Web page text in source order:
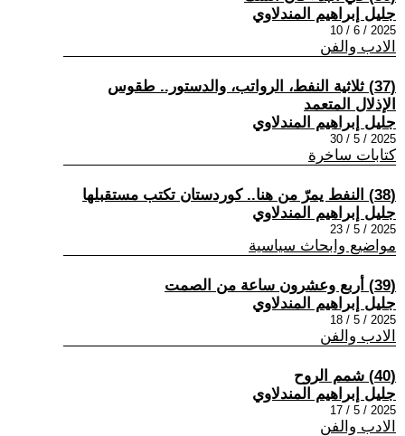
جليل إبراهيم المندلاوي
2025 / 6 / 10
الادب والفن
(37) ثلاثية النفط، الرواتب، والدستور.. طقوس
الإذلال المتعمد
جليل إبراهيم المندلاوي
2025 / 5 / 30
كتابات ساخرة
(38) النفط يمرّ من هنا.. كوردستان تكتب مستقبلها
جليل إبراهيم المندلاوي
2025 / 5 / 23
مواضيع وابحاث سياسية
(39) أربع وعشرون ساعة من الصمت
جليل إبراهيم المندلاوي
2025 / 5 / 18
الادب والفن
(40) شمم الروح
جليل إبراهيم المندلاوي
2025 / 5 / 17
الادب والفن